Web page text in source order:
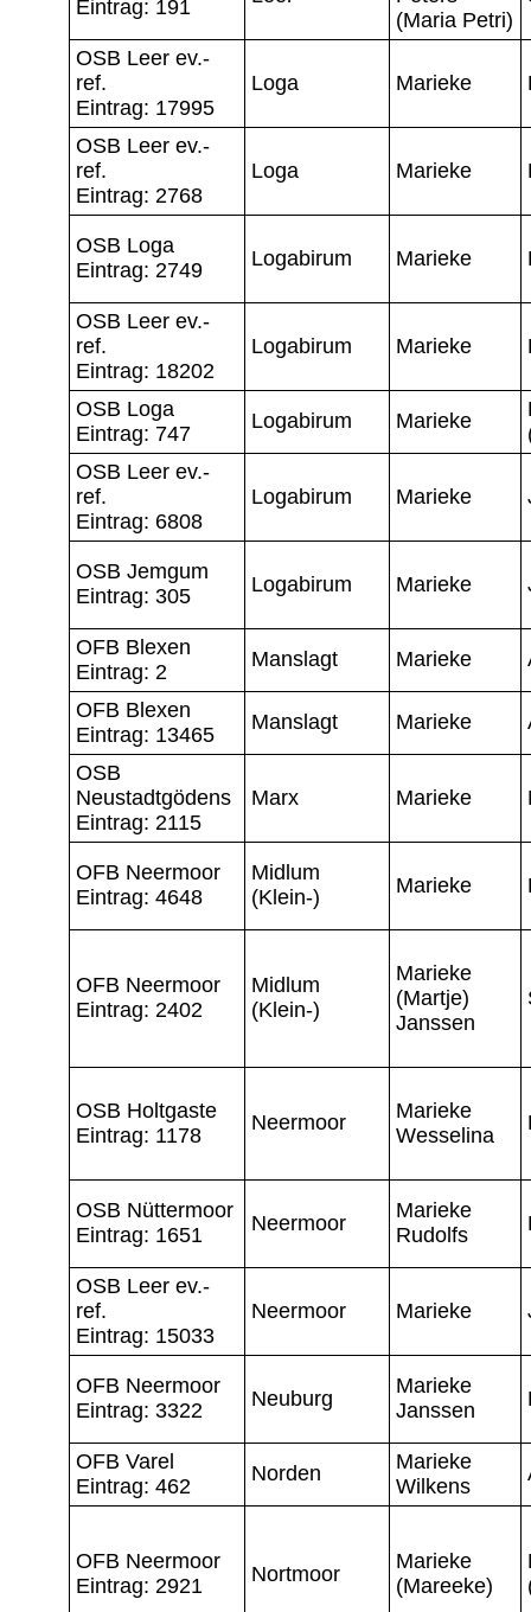
Eintrag: 191
(Maria Petri)
OSB Leer ev.-
ref.
Eintrag: 17995
Loga Marieke
OSB Leer ev.-
ref.
Eintrag: 2768
Loga Marieke
OSB Loga
Eintrag: 2749
Logabirum Marieke
OSB Leer ev.-
ref.
Eintrag: 18202
Logabirum Marieke
OSB Loga
Eintrag: 747
Logabirum Marieke
OSB Leer ev.-
ref.
Eintrag: 6808
Logabirum Marieke
OSB Jemgum
Eintrag: 305
Logabirum Marieke
OFB Blexen
Eintrag: 2
Manslagt Marieke
OFB Blexen
Eintrag: 13465
Manslagt Marieke
OSB
Neustadtgödens
Eintrag: 2115
Marx Marieke
OFB Neermoor
Eintrag: 4648
Midlum
(Klein-)
Marieke
OFB Neermoor
Eintrag: 2402
Midlum
(Klein-)
Marieke
(Martje)
Janssen
OSB Holtgaste
Eintrag: 1178
Neermoor
Marieke
Wesselina
OSB Nüttermoor
Eintrag: 1651
Neermoor
Marieke
Rudolfs
OSB Leer ev.-
ref.
Eintrag: 15033
Neermoor Marieke
OFB Neermoor
Eintrag: 3322
Neuburg
Marieke
Janssen
OFB Varel
Eintrag: 462
Norden
Marieke
Wilkens
OFB Neermoor
Eintrag: 2921
Nortmoor
Marieke
(Mareeke)